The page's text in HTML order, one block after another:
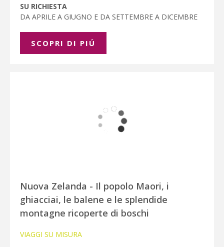
SU RICHIESTA
DA APRILE A GIUGNO E DA SETTEMBRE A DICEMBRE
SCOPRI DI PIÚ
Nuova Zelanda - Il popolo Maori, i
ghiacciai, le balene e le splendide
montagne ricoperte di boschi
VIAGGI SU MISURA